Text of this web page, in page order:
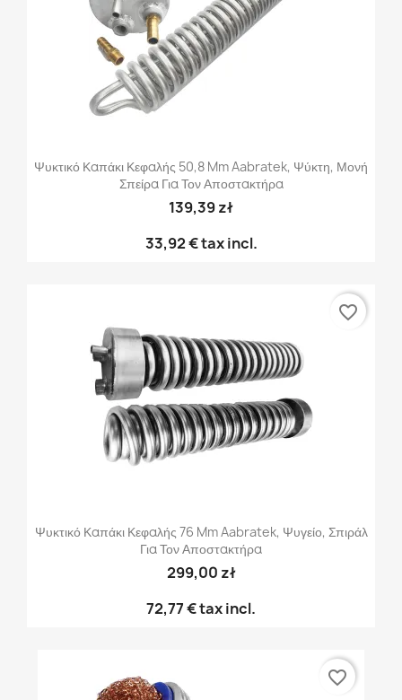
Ψυκτικό Καπάκι Κεφαλής 50,8 Mm Aabratek, Ψύκτη, Μονή
Σπείρα Για Τον Αποστακτήρα
139,39 zł
33,92 €tax incl.
Ψυκτικό Καπάκι Κεφαλής 76 Mm Aabratek, Ψυγείο, Σπιράλ
Για Τον Αποστακτήρα
299,00 zł
72,77 €tax incl.
favorite_border
favorite_border